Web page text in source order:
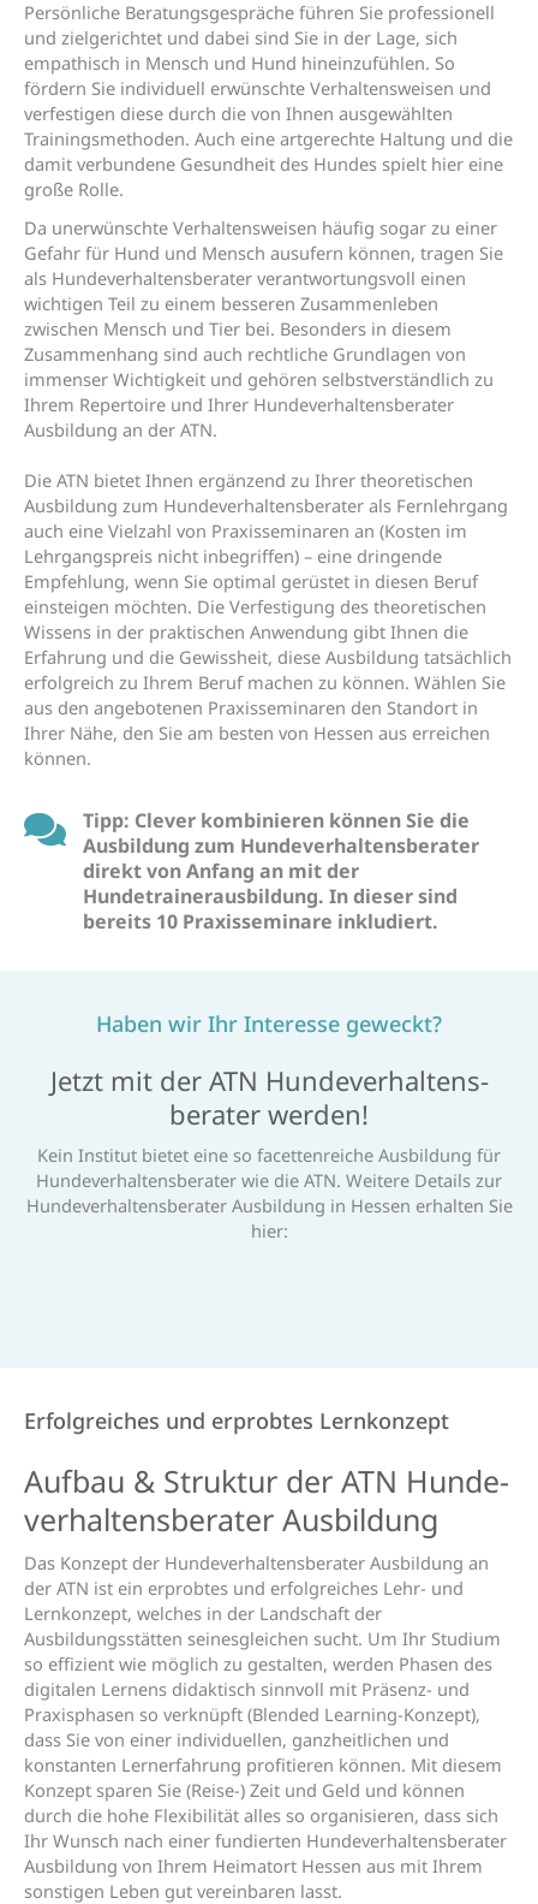
Persönliche Beratungsgespräche führen Sie professionell
und zielgerichtet und dabei sind Sie in der Lage, sich
empathisch in Mensch und Hund hineinzufühlen. So
fördern Sie individuell erwünschte Verhaltensweisen und
verfestigen diese durch die von Ihnen ausgewählten
Trainingsmethoden. Auch eine artgerechte Haltung und die
damit verbundene Gesundheit des Hundes spielt hier eine
große Rolle.
Da unerwünschte Verhaltensweisen häufig sogar zu einer
Gefahr für Hund und Mensch ausufern können, tragen Sie
als Hundeverhaltensberater verantwortungsvoll einen
wichtigen Teil zu einem besseren Zusammenleben
zwischen Mensch und Tier bei. Besonders in diesem
Zusammenhang sind auch rechtliche Grundlagen von
immenser Wichtigkeit und gehören selbstverständlich zu
Ihrem Repertoire und Ihrer Hundeverhaltensberater
Ausbildung an der ATN.
Die ATN bietet Ihnen ergänzend zu Ihrer theoretischen
Ausbildung zum Hundeverhaltensberater als Fernlehrgang
auch eine Vielzahl von Praxisseminaren an (Kosten im
Lehrgangspreis nicht inbegriffen) – eine dringende
Empfehlung, wenn Sie optimal gerüstet in diesen Beruf
einsteigen möchten. Die Verfestigung des theoretischen
Wissens in der praktischen Anwendung gibt Ihnen die
Erfahrung und die Gewissheit, diese Ausbildung tatsächlich
erfolgreich zu Ihrem Beruf machen zu können. Wählen Sie
aus den angebotenen Praxisseminaren den Standort in
Ihrer Nähe, den Sie am besten von Hessen aus erreichen
können.
Tipp: Clever kombinieren können Sie die
Ausbildung zum Hundeverhaltensberater
direkt von Anfang an mit der
Hundetrainerausbildung. In dieser sind
bereits 10 Praxisseminare inkludiert.
Haben wir Ihr Interesse geweckt?
Jetzt mit der ATN Hunde­verhaltens­
berater werden!
Kein Institut bietet eine so facettenreiche Ausbildung für
Hundeverhaltensberater wie die ATN. Weitere Details zur
Hundeverhaltensberater Ausbildung in Hessen erhalten Sie
hier:
Erfolgreiches und erprobtes Lernkonzept
Aufbau & Struktur der ATN Hunde­­
verhaltens­­berater Aus­­bildung
Das Konzept der Hundeverhaltensberater Ausbildung an
der ATN ist ein erprobtes und erfolgreiches Lehr- und
Lernkonzept, welches in der Landschaft der
Ausbildungsstätten seinesgleichen sucht. Um Ihr Studium
so effizient wie möglich zu gestalten, werden Phasen des
digitalen Lernens didaktisch sinnvoll mit Präsenz- und
Praxisphasen so verknüpft (Blended Learning-Konzept),
dass Sie von einer individuellen, ganzheitlichen und
konstanten Lernerfahrung profitieren können. Mit diesem
Konzept sparen Sie (Reise-) Zeit und Geld und können
durch die hohe Flexibilität alles so organisieren, dass sich
Ihr Wunsch nach einer fundierten Hundeverhaltensberater
Ausbildung von Ihrem Heimatort Hessen aus mit Ihrem
sonstigen Leben gut vereinbaren lasst.